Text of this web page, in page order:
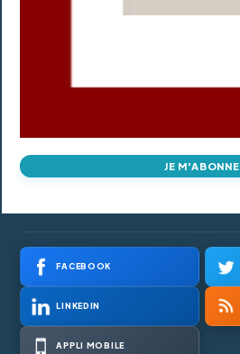
JE M'ABONNE
FACEBOOK
LINKEDIN
APPLI MOBILE